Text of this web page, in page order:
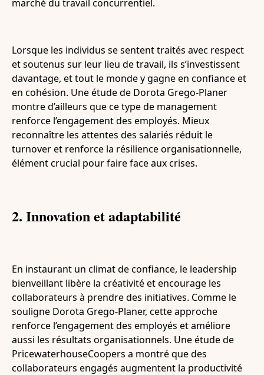
marché du travail concurrentiel.
Lorsque les individus se sentent traités avec respect
et soutenus sur leur lieu de travail, ils s’investissent
davantage, et tout le monde y gagne en confiance et
en cohésion. Une étude de Dorota Grego-Planer
montre d’ailleurs que ce type de management
renforce l’engagement des employés. Mieux
reconnaître les attentes des salariés réduit le
turnover et renforce la résilience organisationnelle,
élément crucial pour faire face aux crises.
2. Innovation et adaptabilité
En instaurant un climat de confiance, le leadership
bienveillant libère la créativité et encourage les
collaborateurs à prendre des initiatives. Comme le
souligne Dorota Grego-Planer, cette approche
renforce l’engagement des employés et améliore
aussi les résultats organisationnels. Une étude de
PricewaterhouseCoopers a montré que des
collaborateurs engagés augmentent la productivité